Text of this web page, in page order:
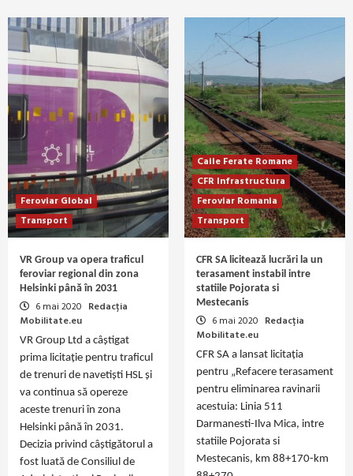
Feroviar Global
Transport
VR Group va opera traficul
feroviar regional din zona
Helsinki până în 2031
6 mai 2020 Redacția
Mobilitate.eu
VR Group Ltd a câștigat
prima licitație pentru traficul
de trenuri de navetiști HSL și
va continua să opereze
aceste trenuri în zona
Helsinki până în 2031.
Decizia privind câștigătorul a
fost luată de Consiliul de
Caile Ferate Romane
CFR Infrastructura
Feroviar Romania
Transport
CFR SA licitează lucrări la un
terasament instabil intre
statiile Pojorata si
Mestecanis
6 mai 2020 Redacția
Mobilitate.eu
CFR SA a lansat licitația
pentru „Refacere terasament
pentru eliminarea ravinarii
acestuia: Linia 511
Darmanesti-Ilva Mica, intre
statiile Pojorata si
Mestecanis, km 88+170-km